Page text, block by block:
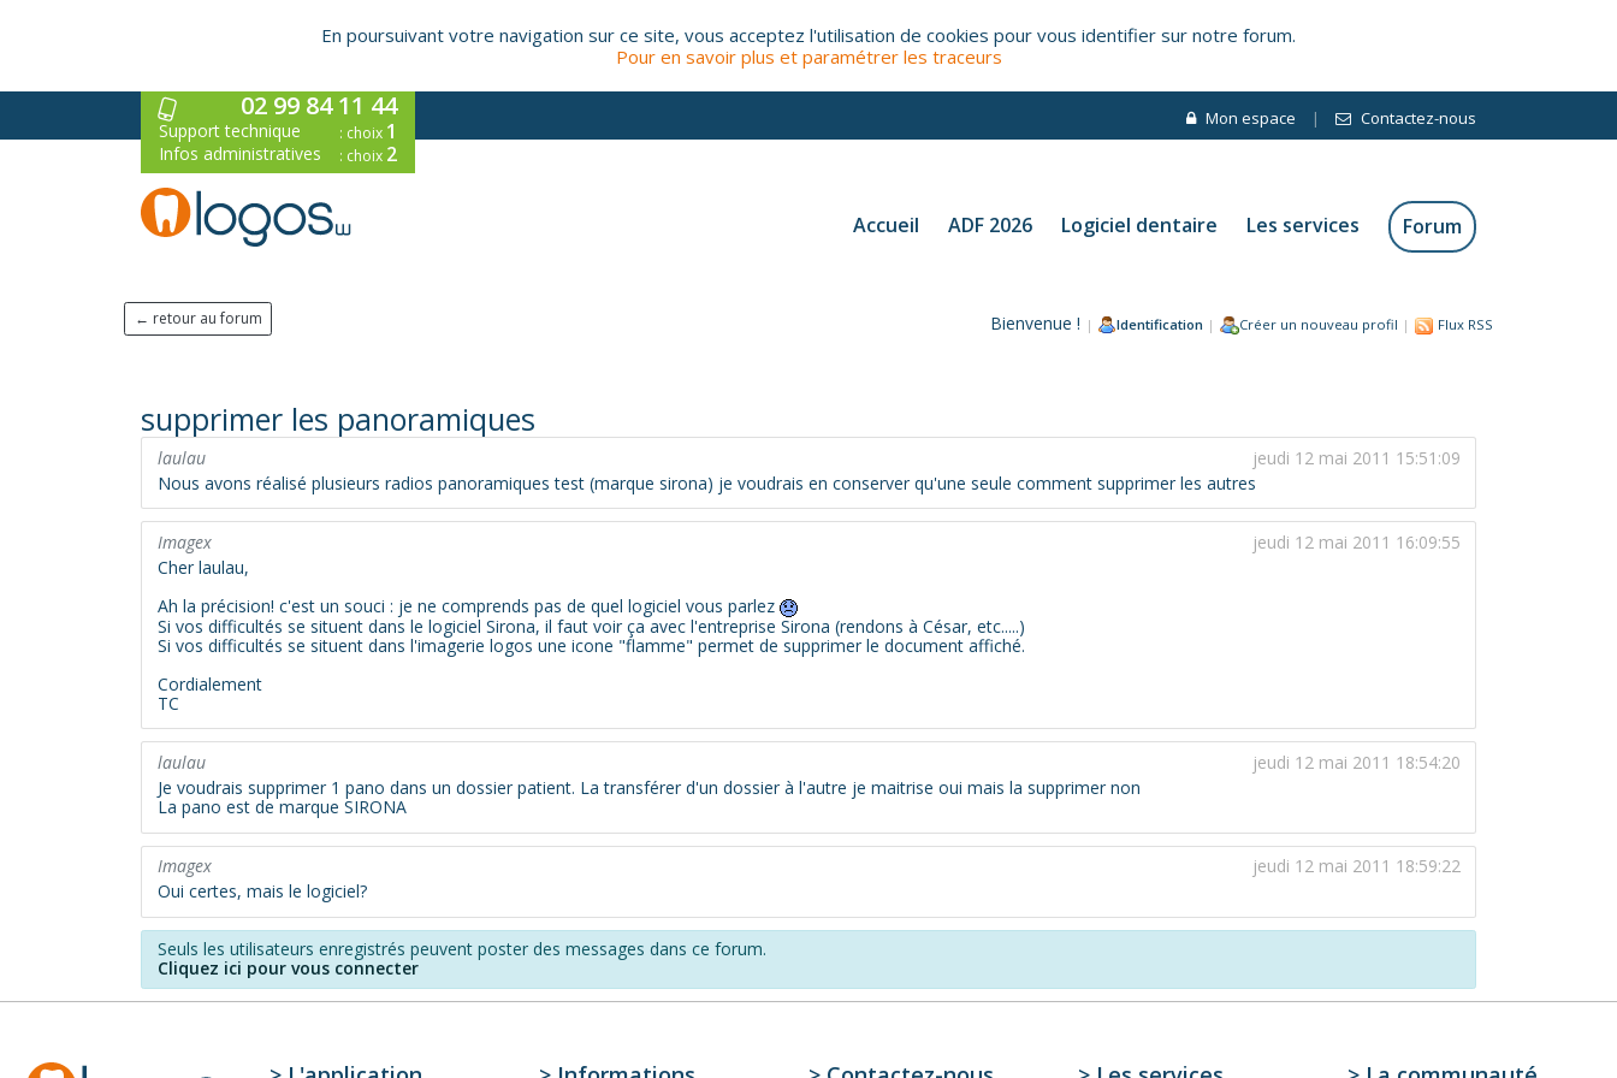
En poursuivant votre navigation sur ce site, vous acceptez l'utilisation de cookies pour vous identifier sur notre forum.
Pour en savoir plus et paramétrer les traceurs
02 99 84 11 44
Support technique : choix 1
Infos administratives : choix 2
Mon espace | Contactez-nous
Accueil ADF 2026 Logiciel dentaire Les services Forum
← retour au forum Bienvenue ! | Identification | Créer un nouveau profil | Flux RSS
supprimer les panoramiques
laulau
jeudi 12 mai 2011 15:51:09
Nous avons réalisé plusieurs radios panoramiques test (marque sirona) je voudrais en conserver qu'une seule comment supprimer les autres
Imagex
jeudi 12 mai 2011 16:09:55
Cher laulau,
Ah la précision! c'est un souci : je ne comprends pas de quel logiciel vous parlez
Si vos difficultés se situent dans le logiciel Sirona, il faut voir ça avec l'entreprise Sirona (rendons à César, etc.....)
Si vos difficultés se situent dans l'imagerie logos une icone "flamme" permet de supprimer le document affiché.
Cordialement
TC
laulau
jeudi 12 mai 2011 18:54:20
Je voudrais supprimer 1 pano dans un dossier patient. La transférer d'un dossier à l'autre je maitrise oui mais la supprimer non
La pano est de marque SIRONA
Imagex
jeudi 12 mai 2011 18:59:22
Oui certes, mais le logiciel?
Seuls les utilisateurs enregistrés peuvent poster des messages dans ce forum.
Cliquez ici pour vous connecter